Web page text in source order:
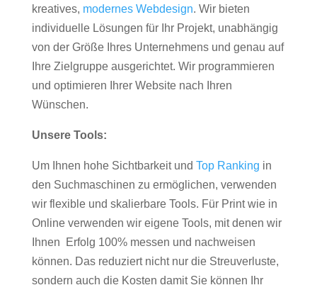
kreatives, modernes Webdesign. Wir bieten
individuelle Lösungen für Ihr Projekt, unabhängig
von der Größe Ihres Unternehmens und genau auf
Ihre Zielgruppe ausgerichtet. Wir programmieren
und optimieren Ihrer Website nach Ihren
Wünschen.
Unsere Tools:
Um Ihnen hohe Sichtbarkeit und Top Ranking in
den Suchmaschinen zu ermöglichen, verwenden
wir flexible und skalierbare Tools. Für Print wie in
Online verwenden wir eigene Tools, mit denen wir
Ihnen Erfolg 100% messen und nachweisen
können. Das reduziert nicht nur die Streuverluste,
sondern auch die Kosten damit Sie können Ihr